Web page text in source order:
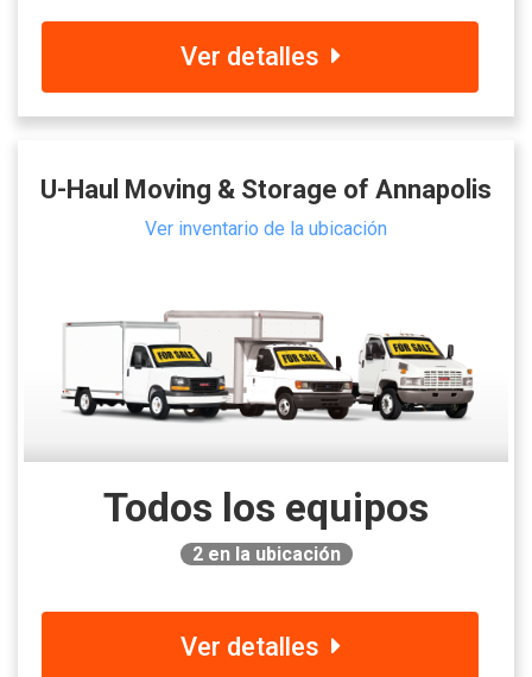
Ver detalles
U-Haul Moving & Storage of Annapolis
Ver inventario de la ubicación
Todos los equipos
2en la ubicación
Ver detalles